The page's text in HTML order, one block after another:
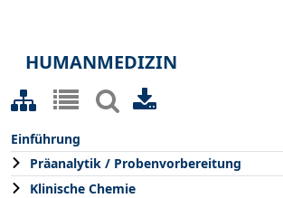
HUMANMEDIZIN
Einführung
Präanalytik / Probenvorbereitung
Klinische Chemie